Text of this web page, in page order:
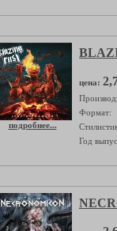
подробнее...
цена:
Формат:
Год